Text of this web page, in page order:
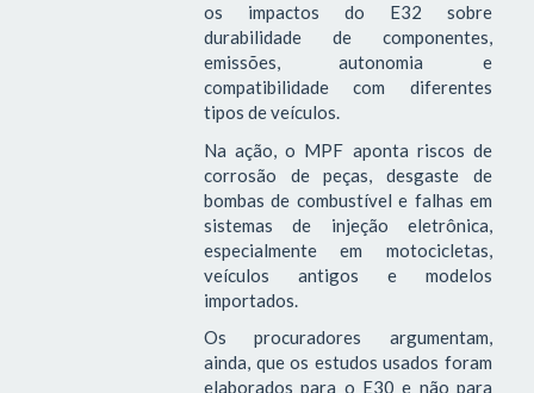
os impactos do E32 sobre
durabilidade de componentes,
emissões, autonomia e
compatibilidade com diferentes
tipos de veículos.
Na ação, o MPF aponta riscos de
corrosão de peças, desgaste de
bombas de combustível e falhas em
sistemas de injeção eletrônica,
especialmente em motocicletas,
veículos antigos e modelos
importados.
Os procuradores argumentam,
ainda, que os estudos usados foram
elaborados para o E30 e não para